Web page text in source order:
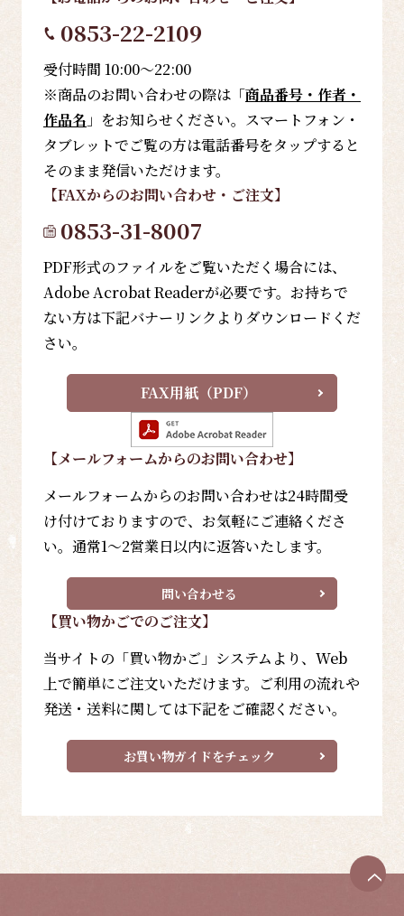
0853-22-2109
受付時間 10:00～22:00
※商品のお問い合わせの際は「商品番号・作者・
作品名 」をお知らせください。スマートフォン・
タブレットでご覧の方は電話番号をタップすると
そのまま発信いただけます。
【FAXからのお問い合わせ・ご注文】
0853-31-8007
PDF形式のファイルをご覧いただく場合には、
Adobe Acrobat Readerが必要です。お持ちで
ない方は下記バナーリンクよりダウンロードくだ
さい。
FAX用紙（PDF）
【メールフォームからのお問い合わせ】
メールフォームからのお問い合わせは24時間受
け付けておりますので、お気軽にご連絡くださ
い。通常1～2営業日以内に返答いたします。
問い合わせる
【買い物かごでのご注文】
当サイトの「買い物かご」システムより、Web
上で簡単にご注文いただけます。ご利用の流れや
発送・送料に関しては下記をご確認ください。
お買い物ガイドをチェック
ペ